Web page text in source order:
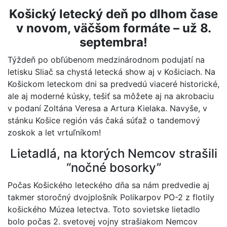
Košický letecký deň po dlhom čase
v novom, väčšom formáte – už 8.
septembra!
Týždeň po obľúbenom medzinárodnom podujatí na
letisku Sliač sa chystá letecká show aj v Košiciach. Na
Košickom leteckom dni sa predvedú viaceré historické,
ale aj moderné kúsky, tešiť sa môžete aj na akrobaciu
v podaní Zoltána Veresa a Artura Kielaka. Navyše, v
stánku Košice región vás čaká súťaž o tandemový
zoskok a let vrtuľníkom!
Lietadlá, na ktorých Nemcov strašili
“nočné bosorky”
Počas Košického leteckého dňa sa nám predvedie aj
takmer storočný dvojplošník Polikarpov PO-2 z flotily
košického Múzea letectva. Toto sovietske lietadlo
bolo počas 2. svetovej vojny strašiakom Nemcov